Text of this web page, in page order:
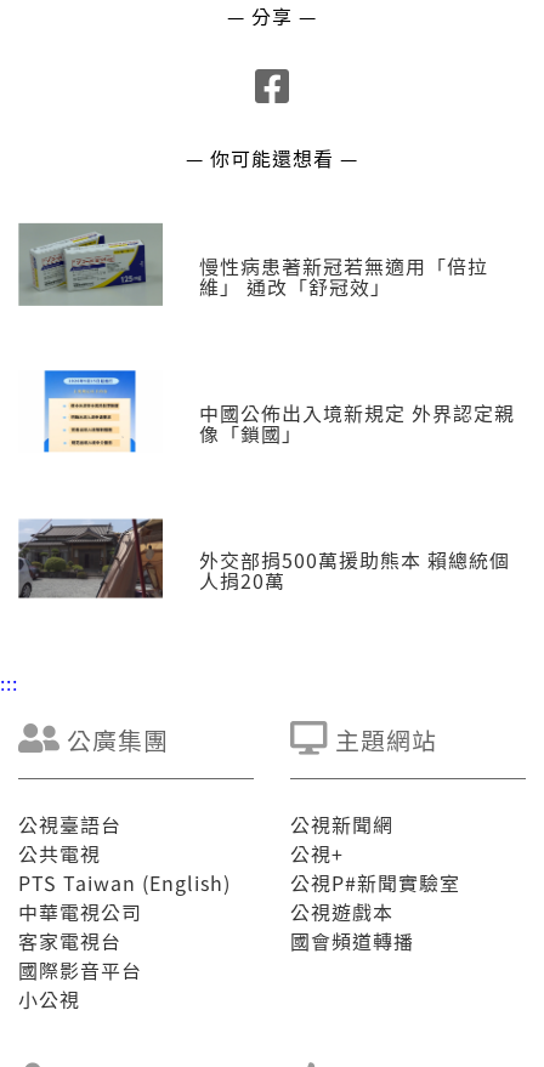
— 分享 —
— 你可能還想看 —
慢性病患著新冠若無適用「倍拉
維」 通改「舒冠效」
中國公佈出入境新規定 外界認定親
像「鎖國」
外交部捐500萬援助熊本 賴總統個
人捐20萬
:::
公廣集團
公視臺語台
公共電視
PTS Taiwan (English)
中華電視公司
客家電視台
國際影音平台
小公視
主題網站
公視新聞網
公視+
公視P#新聞實驗室
公視遊戲本
國會頻道轉播